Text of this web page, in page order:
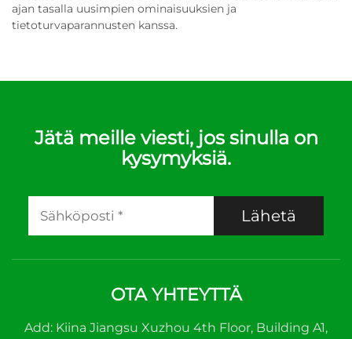
ajan tasalla uusimpien ominaisuuksien ja
tietoturvaparannusten kanssa.
Jätä meille viesti, jos sinulla on
kysymyksiä.
Lähetä
OTA YHTEYTTÄ
Add: Kiina Jiangsu Xuzhou 4th Floor, Building A1,